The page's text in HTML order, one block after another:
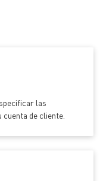
las
de cliente.